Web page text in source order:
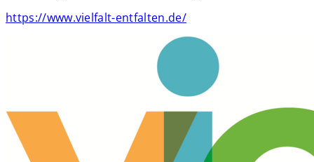
https://www.vielfalt-entfalten.de/